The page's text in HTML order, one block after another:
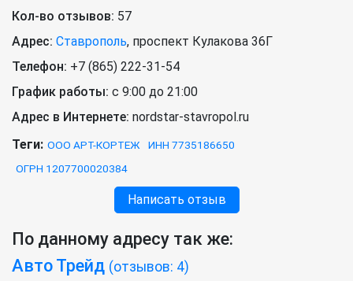
Кол-во отзывов: 57
Адрес: Ставрополь, проспект Кулакова 36Г
Телефон: +7 (865) 222-31-54
График работы: с 9:00 до 21:00
Адрес в Интернете: nordstar-stavropol.ru
Теги: ООО АРТ-КОРТЕЖ
ИНН 7735186650
ОГРН 1207700020384
Написать отзыв
По данному адресу так же:
Авто Трейд (отзывов: 4)